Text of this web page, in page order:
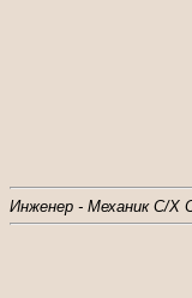
Инженер - Механик С/Х